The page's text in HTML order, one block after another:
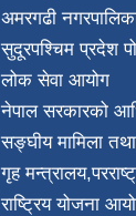
अमरगढी
सुदूरपश्चिम प्रदेश
लोक सेवा आयोग
नेपाल सरकारको
सङ्घीय मामिला
गृह मन्त्रालय,
राष्ट्रिय योजना